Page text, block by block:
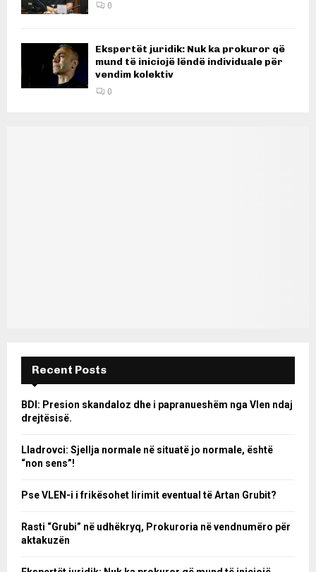
0
Ekspertët juridik: Nuk ka prokuror që
mund të iniciojë lëndë individuale për
vendim kolektiv
0
Recent Posts
BDI: Presion skandaloz dhe i papranueshëm nga Vlen ndaj
drejtësisë.
Lladrovci: Sjellja normale në situatë jo normale, është
“non sens”!
Pse VLEN-i i frikësohet lirimit eventual të Artan Grubit?
Rasti “Grubi” në udhëkryq, Prokuroria në vendnumëro për
aktakuzën